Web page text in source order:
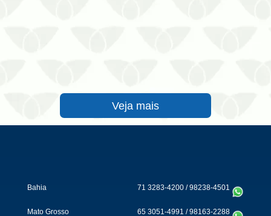
Veja mais
Bahia 71 3283-4200 /98238-4501
Mato Grosso 65 3051-4991 /98163-2288